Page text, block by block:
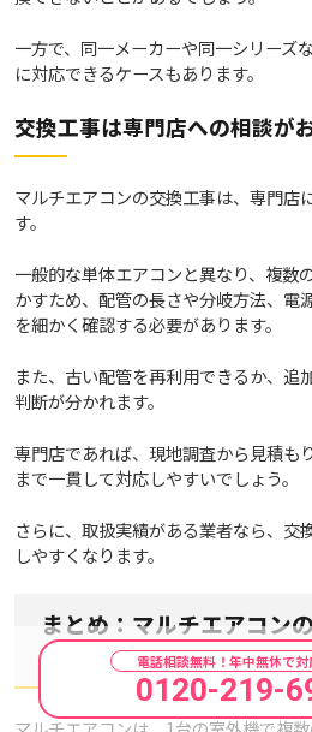
一方で、同一メーカーや同一シリーズ
に対応できるケースもあります。
交換工事は専門店への相談が
マルチエアコンの交換工事は、専門店
す。
一般的な単体エアコンと異なり、複数
かすため、配管の長さや分岐方法、電
を細かく確認する必要があります。
また、古い配管を再利用できるか、追
判断が分かれます。
専門店であれば、現地調査から見積も
まで一貫して対応しやすいでしょう。
さらに、取扱実績がある業者なら、交
しやすくなります。
まとめ：マルチエアコン
って納得の選択を電話相談無料！年中無休で対
0120-219-